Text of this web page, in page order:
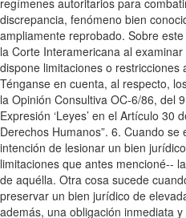
regímenes autoritarios para
discrepancia, fenómeno bien
ampliamente reprobado. Sobre
la Corte Interamericana al
dispone limitaciones o restricciones
Ténganse en cuenta, al respecto,
la Opinión Consultiva OC-6/86, del
Expresión ‘Leyes’ en el Artículo 30
Derechos Humanos”. 6. Cuando
intención de lesionar un bien
limitaciones que antes mencioné--
de aquélla. Otra cosa sucede
preservar un bien jurídico de
además, una obligación inmediata